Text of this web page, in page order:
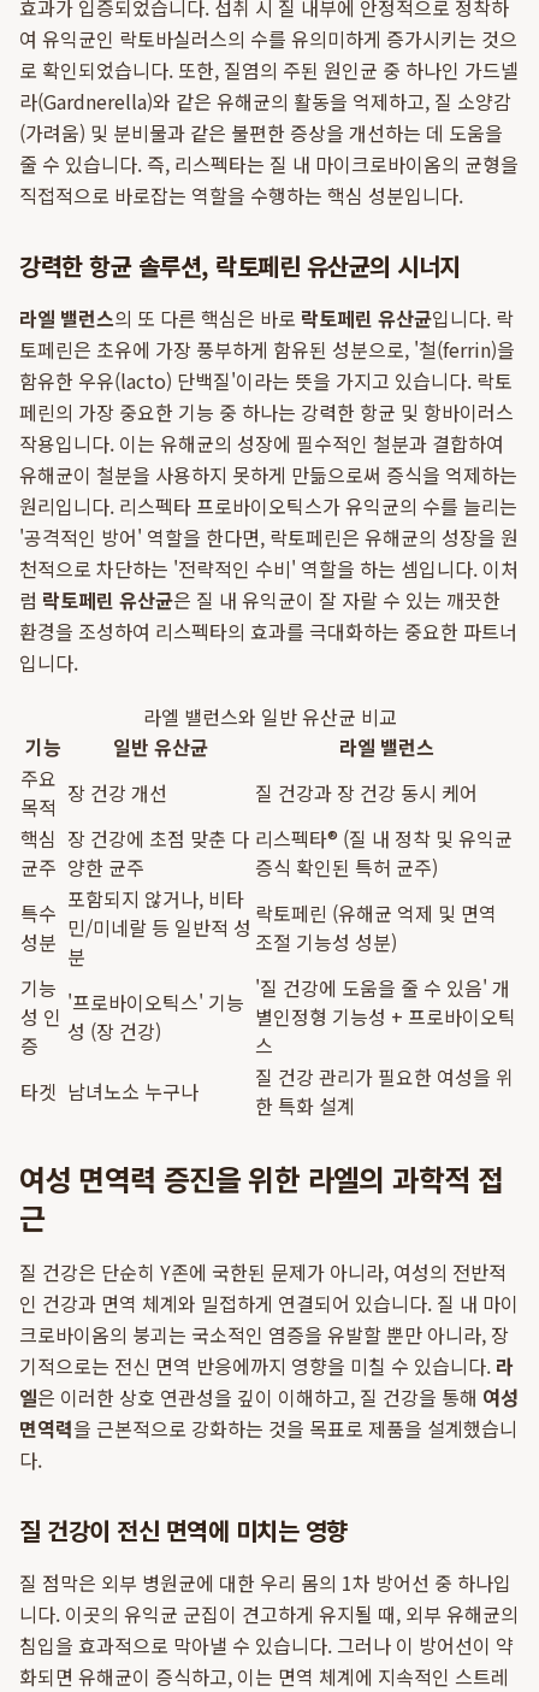
효과가 입증되었습니다. 섭취 시 질 내부에 안정적으로 정착하
여 유익균인 락토바실러스의 수를 유의미하게 증가시키는 것으
로 확인되었습니다. 또한, 질염의 주된 원인균 중 하나인 가드넬
라(Gardnerella)와 같은 유해균의 활동을 억제하고, 질 소양감
(가려움) 및 분비물과 같은 불편한 증상을 개선하는 데 도움을
줄 수 있습니다. 즉, 리스펙타는 질 내 마이크로바이옴의 균형을
직접적으로 바로잡는 역할을 수행하는 핵심 성분입니다.
강력한 항균 솔루션, 락토페린 유산균의 시너지
라엘 밸런스의 또 다른 핵심은 바로 락토페린 유산균입니다. 락
토페린은 초유에 가장 풍부하게 함유된 성분으로, '철(ferrin)을
함유한 우유(lacto) 단백질'이라는 뜻을 가지고 있습니다. 락토
페린의 가장 중요한 기능 중 하나는 강력한 항균 및 항바이러스
작용입니다. 이는 유해균의 성장에 필수적인 철분과 결합하여
유해균이 철분을 사용하지 못하게 만듦으로써 증식을 억제하는
원리입니다. 리스펙타 프로바이오틱스가 유익균의 수를 늘리는
'공격적인 방어' 역할을 한다면, 락토페린은 유해균의 성장을 원
천적으로 차단하는 '전략적인 수비' 역할을 하는 셈입니다. 이처
럼 락토페린 유산균은 질 내 유익균이 잘 자랄 수 있는 깨끗한
환경을 조성하여 리스펙타의 효과를 극대화하는 중요한 파트너
입니다.
라엘 밸런스와 일반 유산균 비교
기능
일반 유산균
라엘 밸런스
주요
목적 장 건강 개선
질 건강과 장 건강 동시 케어
핵심
균주
장 건강에 초점 맞춘 다
양한 균주
리스펙타® (질 내 정착 및 유익균
증식 확인된 특허 균주)
특수
성분
포함되지 않거나, 비타
민/미네랄 등 일반적 성
분
락토페린 (유해균 억제 및 면역
조절 기능성 성분)
기능
성 인
증
'프로바이오틱스' 기능
성 (장 건강)
'질 건강에 도움을 줄 수 있음' 개
별인정형 기능성 + 프로바이오틱
스
타겟 남녀노소 누구나
질 건강 관리가 필요한 여성을 위
한 특화 설계
여성 면역력 증진을 위한 라엘의 과학적 접
근
질 건강은 단순히 Y존에 국한된 문제가 아니라, 여성의 전반적
인 건강과 면역 체계와 밀접하게 연결되어 있습니다. 질 내 마이
크로바이옴의 붕괴는 국소적인 염증을 유발할 뿐만 아니라, 장
기적으로는 전신 면역 반응에까지 영향을 미칠 수 있습니다. 라
엘은 이러한 상호 연관성을 깊이 이해하고, 질 건강을 통해 여성
면역력을 근본적으로 강화하는 것을 목표로 제품을 설계했습니
다.
질 건강이 전신 면역에 미치는 영향
질 점막은 외부 병원균에 대한 우리 몸의 1차 방어선 중 하나입
니다. 이곳의 유익균 군집이 견고하게 유지될 때, 외부 유해균의
침입을 효과적으로 막아낼 수 있습니다. 그러나 이 방어선이 약
화되면 유해균이 증식하고, 이는 면역 체계에 지속적인 스트레